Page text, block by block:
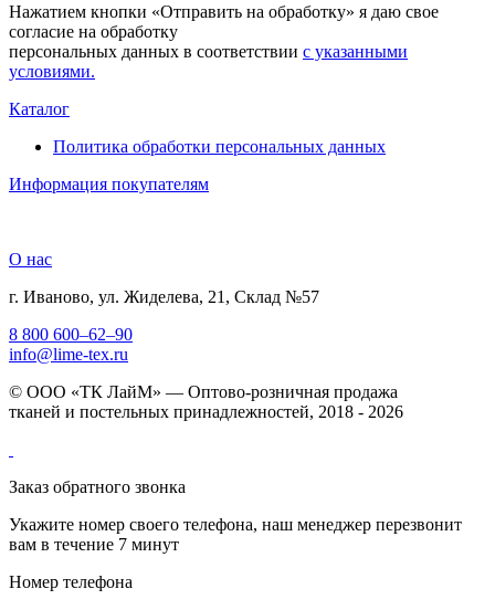
Нажатием кнопки «Отправить на обработку» я даю свое
согласие на обработку
персональных данных в соответствии с указанными
условиями.
Каталог
Политика обработки персональных данных
Информация покупателям
О нас
г. Иваново, ул. Жиделева, 21, Склад №57
8 800 600–62–90
info@lime-tex.ru
© ООО «ТК ЛайМ» — Оптово-розничная продажа
тканей и постельных принадлежностей, 2018 - 2026
Заказ обратного звонка
Укажите номер своего телефона, наш менеджер перезвонит
вам в течение 7 минут
Номер телефона